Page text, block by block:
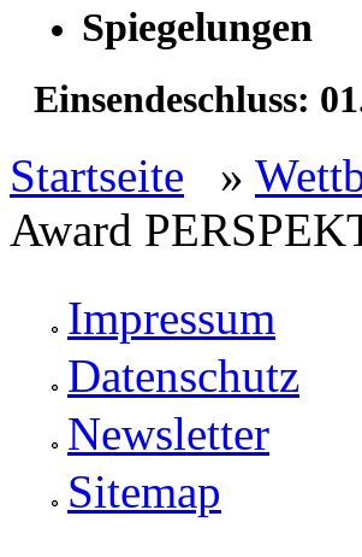
Spiegelungen
Einsendeschluss:
Startseite »
Award
Impressum
Datenschutz
Newsletter
Sitemap